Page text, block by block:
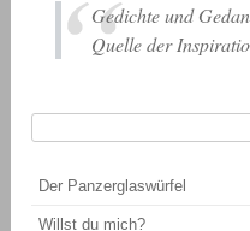
Gedichte und
Quelle der
Der Panzerglaswürfel
Willst du mich?